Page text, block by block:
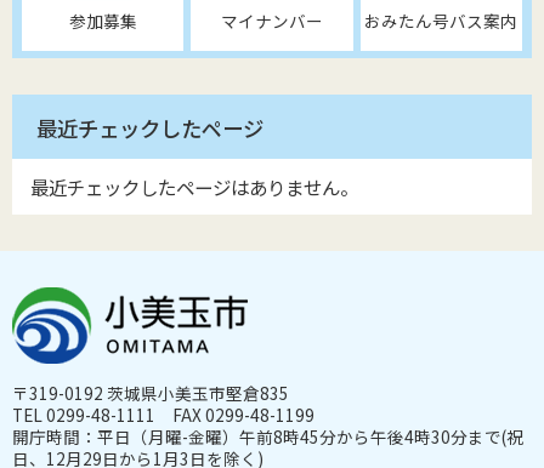
参加募集 マイナンバー おみたん号バス案内
最近チェックしたページ
最近チェックしたページはありません。
〒319-0192 茨城県小美玉市堅倉835
TEL 0299-48-1111 FAX 0299-48-1199
開庁時間：平日（月曜-金曜）午前8時45分から午後4時30分まで(祝
日、12月29日から1月3日を除く)